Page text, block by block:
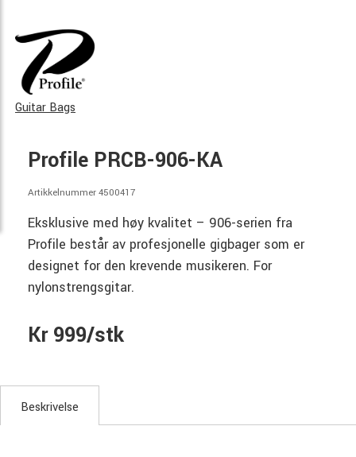
Guitar Bags
Profile PRCB-906-KA
Artikkelnummer 4500417
Eksklusive med høy kvalitet – 906-serien fra
Profile består av profesjonelle gigbager som er
designet for den krevende musikeren. For
nylonstrengsgitar.
Kr 999/stk
Beskrivelse